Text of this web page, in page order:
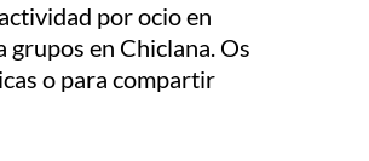
por ocio en
en Chiclana. Os
o para compartir